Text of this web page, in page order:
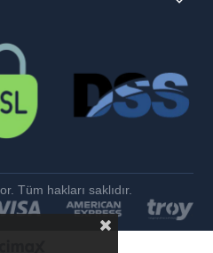
Tüm hakları saklıdır.